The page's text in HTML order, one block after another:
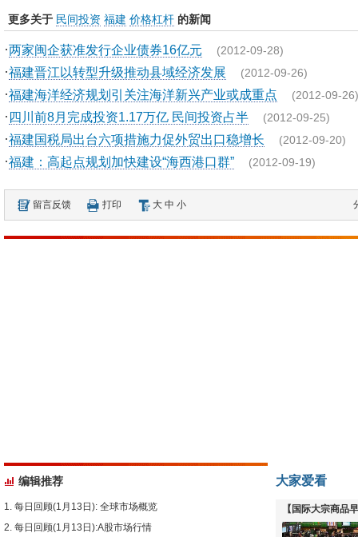
更多关于 民间投资 福建 价格杠杆 的新闻
·两家闽企获准发行企业债券16亿元 (2012-09-28)
·福建晋江以转型升级推动县域经济发展 (2012-09-26)
·福建海洋经济规划引关注海洋新兴产业或成重点 (2012-09-26)
· 四川前8月完成投资1.17万亿 民间投资占半 (2012-09-25)
·福建国税局出台六项措施力促外贸出口稳增长 (2012-09-20)
·福建：高起点规划加快建设“海西港口群” (2012-09-19)
留言反馈 打印 大 中 小
编辑推荐
每日回顾(1月13日): 全球市场概览
每日回顾(1月13日):A股市场行情
大家爱看
【国际大宗商品
下跌